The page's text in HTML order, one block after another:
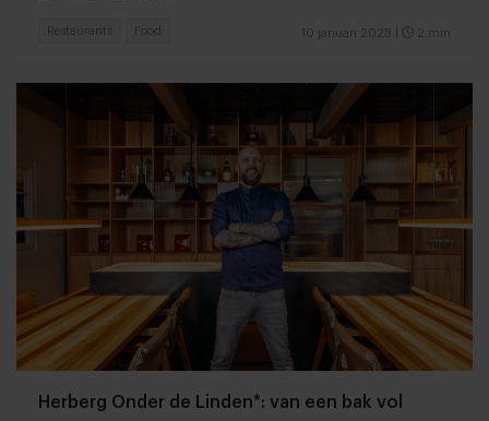
10 januari 2025 2 min
Restaurants Food
Herberg Onder de Linden*: van een bak vol